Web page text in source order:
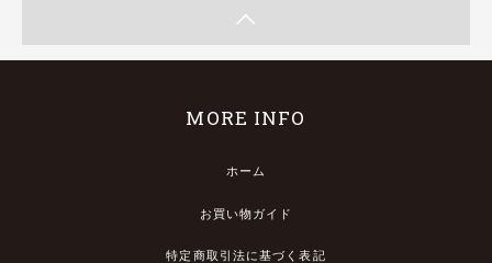
MORE INFO
ホーム
お買い物ガイド
特定商取引法に基づく表記